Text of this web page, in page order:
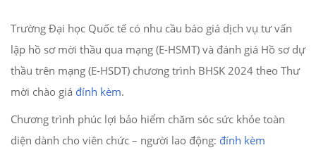
Trường Đại học Quốc tế có nhu cầu báo giá dịch vụ tư vấn
lập hồ sơ mời thầu qua mạng (E-HSMT) và đánh giá Hồ sơ dự
thầu trên mạng (E-HSDT) chương trình BHSK 2024 theo Thư
mời chào giá đính kèm.
Chương trình phúc lợi bảo hiểm chăm sóc sức khỏe toàn
diện dành cho viên chức – người lao động: đính kèm